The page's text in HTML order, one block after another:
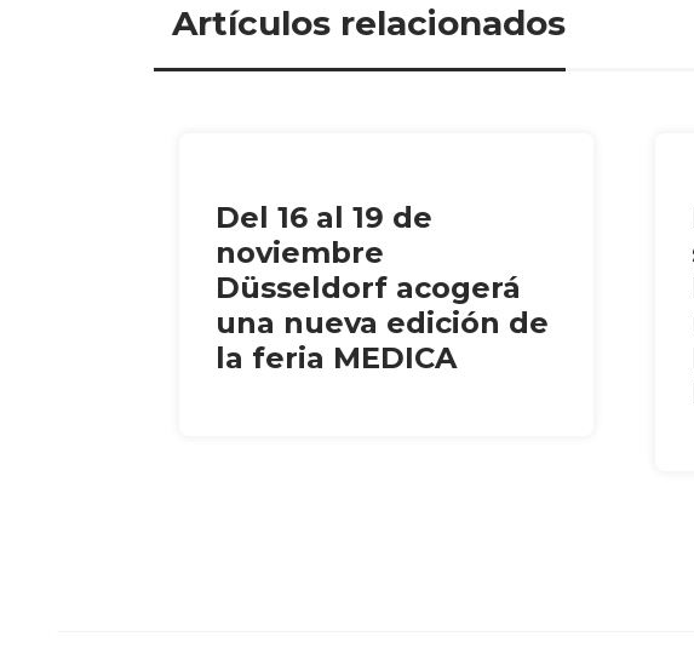
Artículos relacionados
Del 16 al 19 de
noviembre
Düsseldorf acogerá
una nueva edición de
la feria MEDICA